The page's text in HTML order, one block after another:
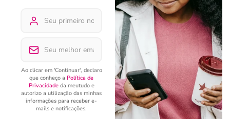
Ao clicar em 'Continuar', declaro
que conheço a Política de
Privacidadeda meutudo e
autorizo a utilização das minhas
informações para receber e-
mails e notificações.